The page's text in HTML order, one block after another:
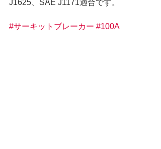
J1625、SAE J1171適合です。
#サーキットブレーカー #100A